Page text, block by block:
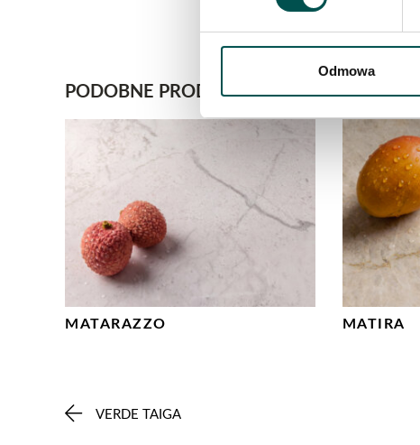
Odmowa
PODOBNE PRODUKTY
MATARAZZO MATIRA
VERDE TAIGA